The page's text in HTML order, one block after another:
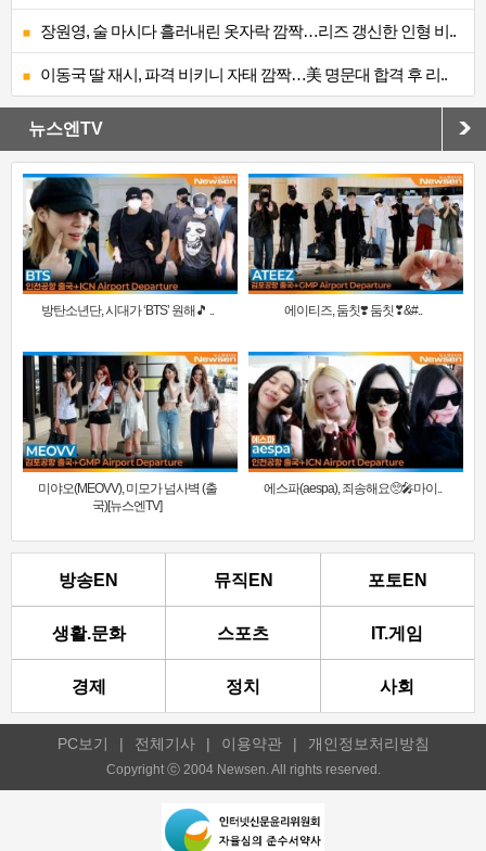
장원영, 술 마시다 흘러내린 옷자락 깜짝…리즈 갱신한 인형 비..
이동국 딸 재시, 파격 비키니 자태 깜짝…美 명문대 합격 후 리..
뉴스엔TV
방탄소년단, 시대가 ‘BTS’ 원해🎵 .. 에이티즈, 둠칫❣️ 둠칫❣&#..
미야오(MEOVV), 미모가 넘사벽 (출
국)[뉴스엔TV]
에스파(aespa), 죄송해요🥺🎤마이..
방송EN 뮤직EN 포토EN
생활.문화 스포츠 IT.게임
경제 정치 사회
PC보기 | 전체기사 | 이용약관 | 개인정보처리방침
Copyright ⓒ 2004 Newsen. All rights reserved.